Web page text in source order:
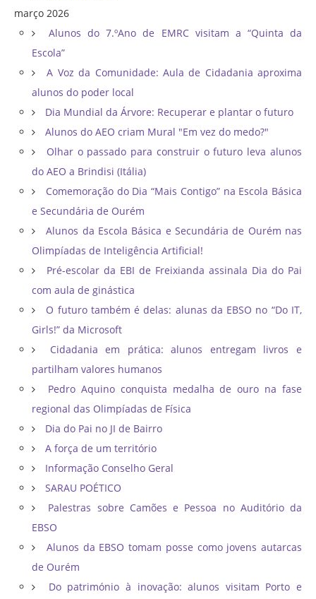
março 2026
Alunos do 7.ºAno de EMRC visitam a “Quinta da
Escola”
A Voz da Comunidade: Aula de Cidadania aproxima
alunos do poder local
Dia Mundial da Árvore: Recuperar e plantar o futuro
Alunos do AEO criam Mural "Em vez do medo?"
Olhar o passado para construir o futuro leva alunos
do AEO a Brindisi (Itália)
Comemoração do Dia “Mais Contigo” na Escola Básica
e Secundária de Ourém
Alunos da Escola Básica e Secundária de Ourém nas
Olimpíadas de Inteligência Artificial!
Pré-escolar da EBI de Freixianda assinala Dia do Pai
com aula de ginástica
O futuro também é delas: alunas da EBSO no “Do IT,
Girls!” da Microsoft
Cidadania em prática: alunos entregam livros e
partilham valores humanos
Pedro Aquino conquista medalha de ouro na fase
regional das Olimpíadas de Física
Dia do Pai no JI de Bairro
A força de um território
Informação Conselho Geral
SARAU POÉTICO
Palestras sobre Camões e Pessoa no Auditório da
EBSO
Alunos da EBSO tomam posse como jovens autarcas
de Ourém
Do património à inovação: alunos visitam Porto e